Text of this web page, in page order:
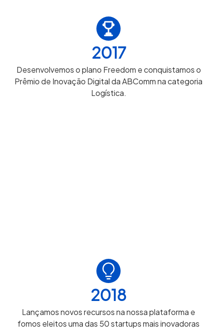
2017
Desenvolvemos o plano Freedom e conquistamos o
Prêmio de Inovação Digital da ABComm na categoria
Logística.
2018
Lançamos novos recursos na nossa plataforma e
fomos eleitos uma das 50 startups mais inovadoras